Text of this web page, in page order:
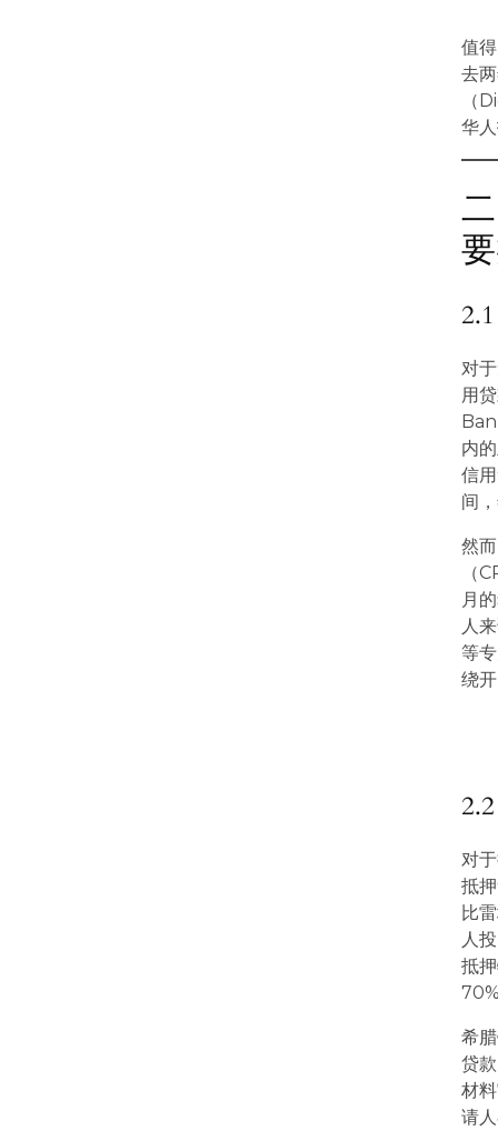
值
去
（
华
对
用
内
信
间
然
（
月
人
等
绕
对
抵
比
人
抵
希
贷
材
请